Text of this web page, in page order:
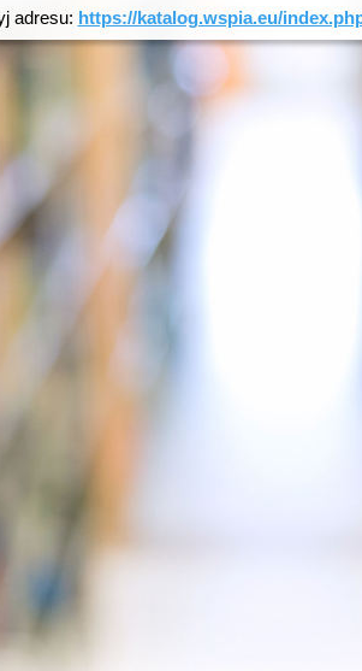
adresu: https://katalog.wspia.eu/